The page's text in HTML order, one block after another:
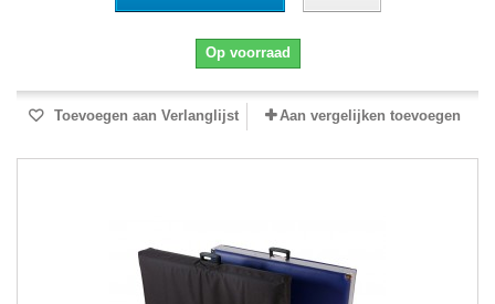
Op voorraad
Toevoegen aan Verlanglijst Aan vergelijken toevoegen